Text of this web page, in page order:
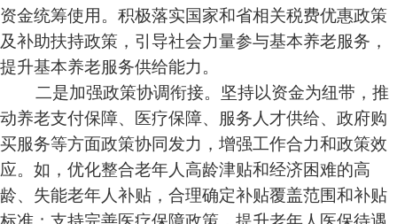
资金统筹使用。积极落实国家和省相关税费优惠政策
及补助扶持政策，引导社会力量参与基本养老服务，
提升基本养老服务供给能力。
二是加强政策协调衔接。坚持以资金为纽带，推
动养老支付保障、医疗保障、服务人才供给、政府购
买服务等方面政策协同发力，增强工作合力和政策效
应。如，优化整合老年人高龄津贴和经济困难的高
龄、失能老年人补贴，合理确定补贴覆盖范围和补贴